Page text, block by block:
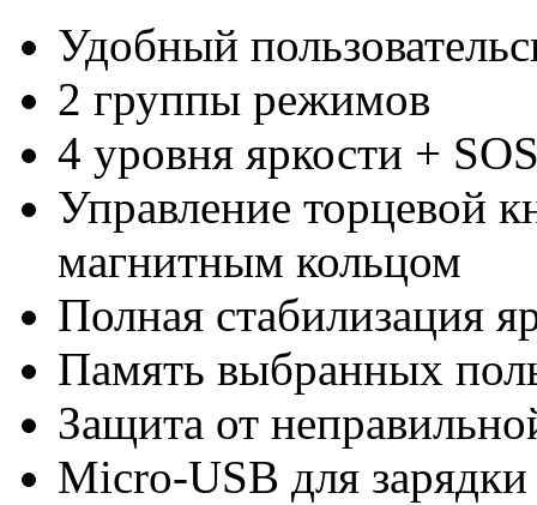
Удобный
2 группы режимов
4 уровня яркости +
Управление торцевой
магнитным кольцом
Полная стабилизация
Память выбранных
Защита от
Micro-USB для зарядки